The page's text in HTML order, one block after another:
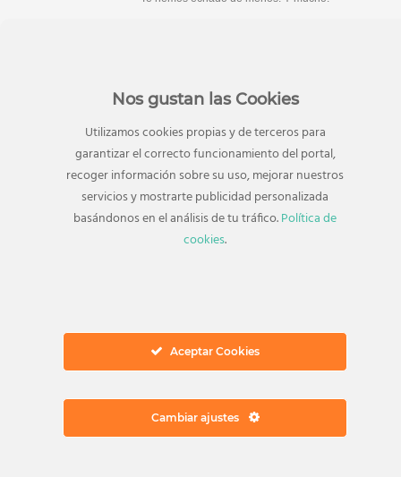
CATEGORÍAS
Alimentación
Artículos de telefonía
Artículos para Mascotas
Deporte
Electrónica y
Juguetes
Loterías y apuestas del Estado
Moda
Viajes
Videojuegos
Nos gustan las Cookies
Utilizamos cookies propias y de terceros para
garantizar el correcto funcionamiento del portal,
recoger información sobre su uso, mejorar nuestros
servicios y mostrarte publicidad personalizada
basándonos en el análisis de tu tráfico.Política de
cookies.
Aceptar Cookies
Cambiar ajustes